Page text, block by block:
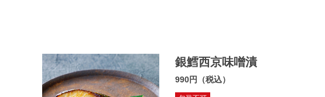
銀鱈西京味噌漬
990円（税込）